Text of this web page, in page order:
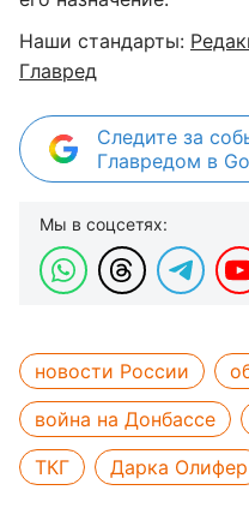
Наши стандарты:
Главред
Следите за
Главредом в
Мы в соцсетях:
новости России
война на Донбассе
ТКГ
Дарка Олифер